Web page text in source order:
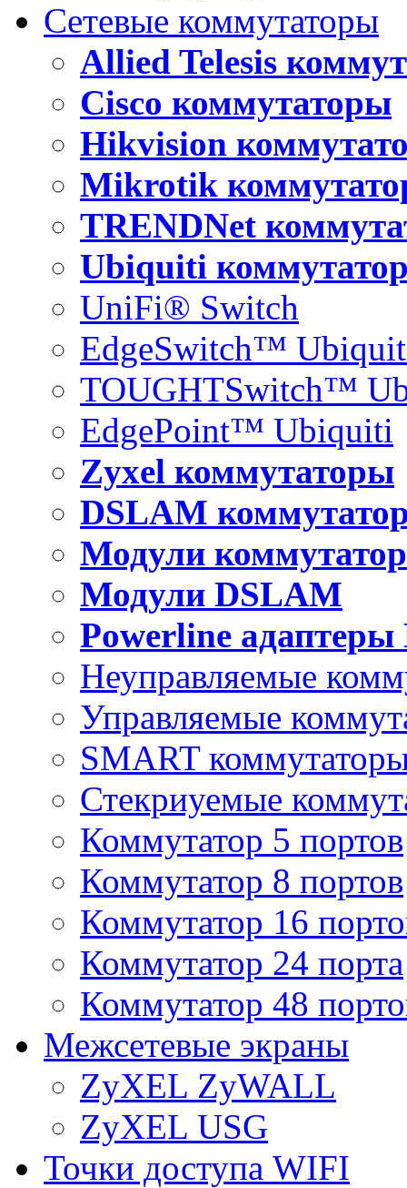
Сетевые коммутаторы
Allied Telesis
Cisco коммутаторы
Hikvision
Mikrotik
TRENDNet
Ubiquiti
UniFi® Switch
EdgeSwitch™
TOUGHTSwitch™
EdgePoint™ Ubiquiti
Zyxel коммутаторы
DSLAM
Модули
Модули DSLAM
Powerline адаптеры
Неуправляемые
Управляемые
SMART
Стекриуемые
Коммутатор 5 портов
Коммутатор 8 портов
Коммутатор 16
Коммутатор 24 порта
Коммутатор 48
Межсетевые экраны
ZyXEL ZyWALL
ZyXEL USG
Точки доступа WIFI